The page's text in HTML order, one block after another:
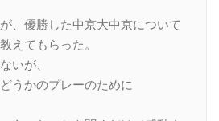
、優勝した中京大中京について
えてもらった。
いが、
うかのプレーのために